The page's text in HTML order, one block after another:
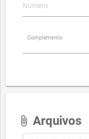
Complemento
attach_file Arquivos